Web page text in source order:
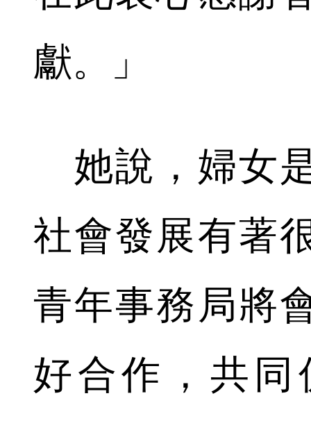
獻。」
她說，婦女
社會發展有著
青年事務局將
好合作，共